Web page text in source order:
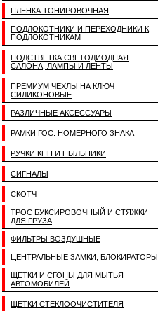
ПЛЕНКА ТОНИРОВОЧНАЯ
ПОДЛОКОТНИКИ И ПЕРЕХОДНИКИ К
ПОДЛОКОТНИКАМ
ПОДСТВЕТКА СВЕТОДИОДНАЯ
САЛОНА, ЛАМПЫ И ЛЕНТЫ
ПРЕМИУМ ЧЕХЛЫ НА КЛЮЧ
СИЛИКОНОВЫЕ
РАЗЛИЧНЫЕ АКСЕССУАРЫ
РАМКИ ГОС. НОМЕРНОГО ЗНАКА
РУЧКИ КПП И ПЫЛЬНИКИ
СИГНАЛЫ
СКОТЧ
ТРОС БУКСИРОВОЧНЫЙ И СТЯЖКИ
ДЛЯ ГРУЗА
ФИЛЬТРЫ ВОЗДУШНЫЕ
ЦЕНТРАЛЬНЫЕ ЗАМКИ, БЛОКИРАТОРЫ
ЩЕТКИ И СГОНЫ ДЛЯ МЫТЬЯ
АВТОМОБИЛЕЙ
ЩЕТКИ СТЕКЛООЧИСТИТЕЛЯ